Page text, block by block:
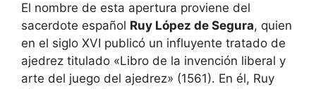
El nombre de esta apertura proviene del
sacerdote español Ruy López de Segura, quien
en el siglo XVI publicó un influyente tratado de
ajedrez titulado «Libro de la invención liberal y
arte del juego del ajedrez» (1561). En él, Ruy